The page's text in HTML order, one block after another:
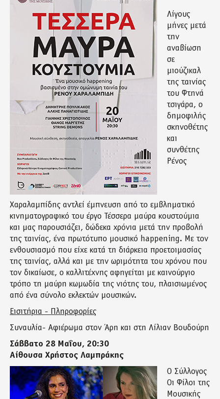
Λίγους
μήνες μετά
την
αναβίωση
σε
μιούζικαλ
της ταινίας
του Φτηνά
τσιγάρα, ο
δημοφιλής
σκηνοθέτης
και
συνθέτης
Ρένος
Χαραλαμπίδης αντλεί έμπνευση από το εμβληματικό
κινηματογραφικό του έργο Τέσσερα μαύρα κουστούμια
και μας παρουσιάζει, δώδεκα χρόνια μετά την προβολή
της ταινίας, ένα πρωτότυπο μουσικό happening. Με τον
ενθουσιασμό που είχε κατά τη διάρκεια προετοιμασίας
της ταινίας, αλλά και με την ωριμότητα του χρόνου που
τον δικαίωσε, ο καλλιτέχνης αφηγείται με καινούργιο
τρόπο τη μαύρη κωμωδία της νιότης του, πλαισιωμένος
από ένα σύνολο εκλεκτών μουσικών.
Εισιτήρια - Πληροφορίες
Συναυλία- Αφιέρωμα στον Άρη και στη Λίλιαν Βουδούρη
Σάββατο 28 Μαΐου, 20:30
Αίθουσα Χρήστος Λαμπράκης
Ο Σύλλογος
Οι Φίλοι της
Μουσικής